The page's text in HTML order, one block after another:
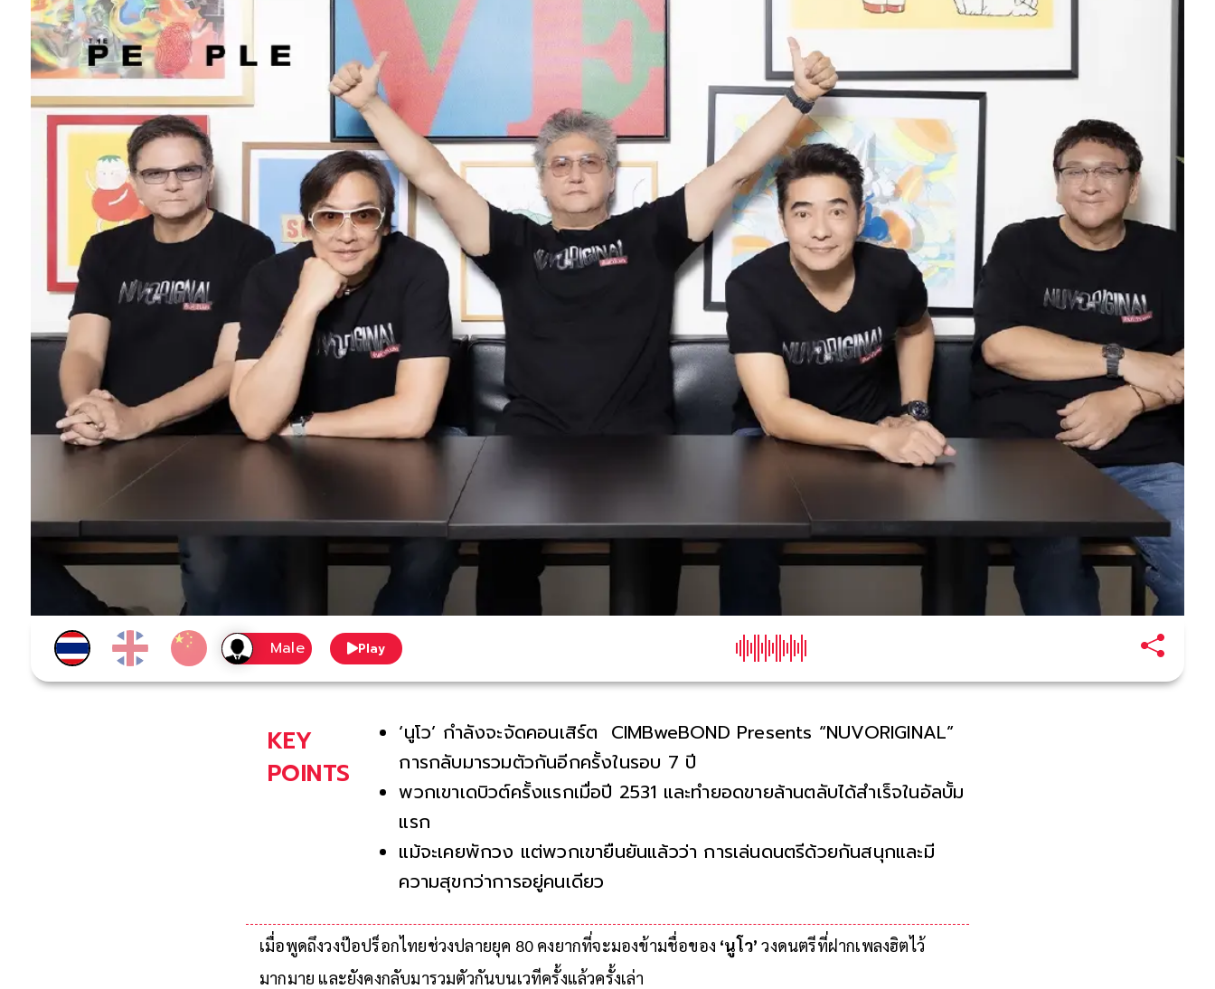
Play
KEY
POINTS
‘นูโว’ กำลังจะจัดคอนเสิร์ต CIMBweBOND Presents “NUVORIGINAL”
การกลับมารวมตัวกันอีกครั้งในรอบ 7 ปี
พวกเขาเดบิวต์ครั้งแรกเมื่อปี 2531 และทำยอดขายล้านตลับได้สำเร็จในอัลบั้ม
แรก
แม้จะเคยพักวง แต่พวกเขายืนยันแล้วว่า การเล่นดนตรีด้วยกันสนุกและมี
ความสุขกว่าการอยู่คนเดียว
เมื่อพูดถึงวงป๊อปร็อกไทยช่วงปลายยุค 80 คงยากที่จะมองข้ามชื่อของ ‘นูโว’ วงดนตรีที่ฝากเพลงฮิตไว้
มากมาย และยังคงกลับมารวมตัวกันบนเวทีครั้งแล้วครั้งเล่า